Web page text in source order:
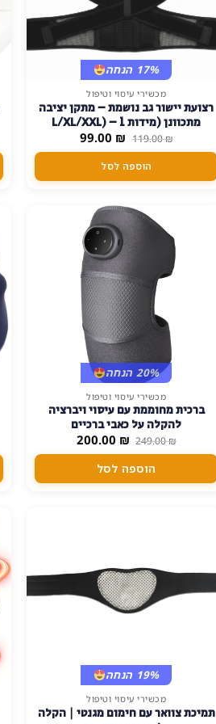
17% הנחה
מכשירי עיסוי וטיפול
רצועת יישור גב נושמת – מתקן יציבה
מתכוונן (מידות L/XL/XXL) – l
119.00₪ המחיר
המקורי
היה:
119.00 ₪.
99.00 ₪ המחיר
הנוכחי
הוספה לסל
20% הנחה
מכשירי עיסוי וטיפול
ברכית מחוממת עם עיסוי ויברציה
להקלה על כאבי ברכיים
249.00₪ המחיר
המקורי
היה:
249.00 ₪.
200.00 ₪ המחיר
הנוכחי
הוספה לסל
19% הנחה
מכשירי עיסוי וטיפול
תמיכת צוואר עם חימום מגנטי | הקלה